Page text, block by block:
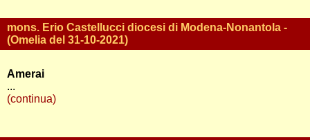
mons. Erio Castellucci diocesi di Modena-Nonantola -
(Omelia del 31-10-2021)
Amerai
...
(continua)